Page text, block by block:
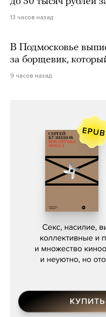
13 часов назад
В Подмосковье
за борщевик,
9 часов назад
Сергей